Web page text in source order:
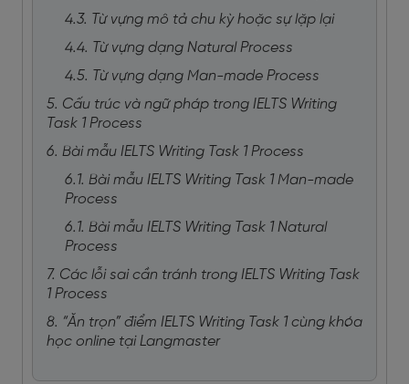
4.3. Từ vựng mô tả chu kỳ hoặc sự lặp lại
4.4. Từ vựng dạng Natural Process
4.5. Từ vựng dạng Man-made Process
5. Cấu trúc và ngữ pháp trong IELTS Writing
Task 1 Process
6. Bài mẫu IELTS Writing Task 1 Process
6.1. Bài mẫu IELTS Writing Task 1 Man-made
Process
6.1. Bài mẫu IELTS Writing Task 1 Natural
Process
7. Các lỗi sai cần tránh trong IELTS Writing Task
1 Process
8. “Ăn trọn” điểm IELTS Writing Task 1 cùng khóa
học online tại Langmaster